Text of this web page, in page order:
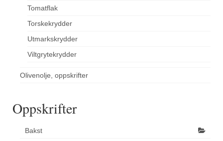
Tomatflak
Torskekrydder
Utmarkskrydder
Viltgrytekrydder
Olivenolje, oppskrifter
Oppskrifter
Bakst